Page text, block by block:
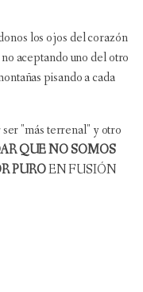
los ojos del corazón
aceptando uno del otro
pisando a cada
"más terrenal" y otro
QUE NO SOMOS
PUROEN FUSIÓN